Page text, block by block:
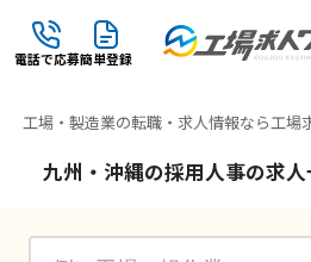
電話で応募簡単登録
工場・製造業の転職・求人情報なら工場
九州・沖縄の採用人事の求人